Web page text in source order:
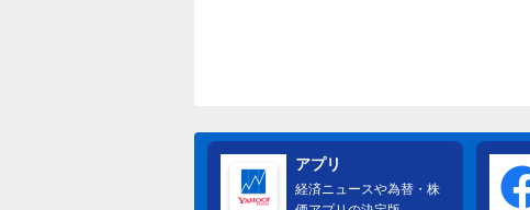
アプリ
経済ニュースや為替・株